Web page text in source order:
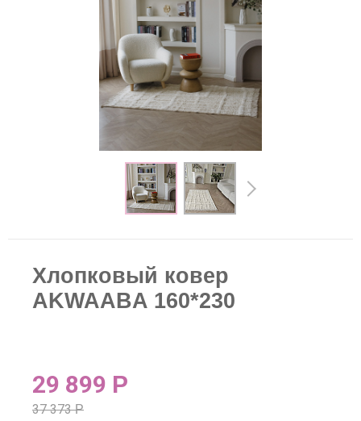
Хлопковый ковер
AKWAABA 160*230
29 899 Р
37 373Р